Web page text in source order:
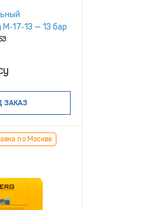
— 13 бар
ЗАКАЗ
по Москве